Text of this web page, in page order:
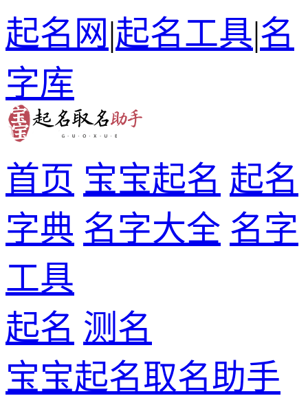
起名网|起名工具|名
字库
首页 宝宝起名 起名
字典 名字大全 名字
工具
起名 测名
宝宝起名取名助手